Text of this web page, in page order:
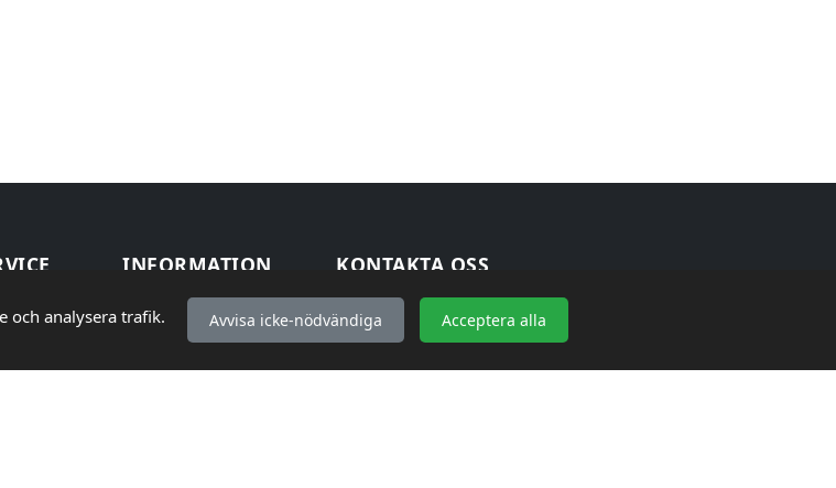
INFORMATION
Köpvillkor
KONTAKTA OSS
WebbGross
Bakgärdesvägen 2
76297 Edsbro
och analysera trafik. Avvisa icke-nödvändiga Acceptera alla